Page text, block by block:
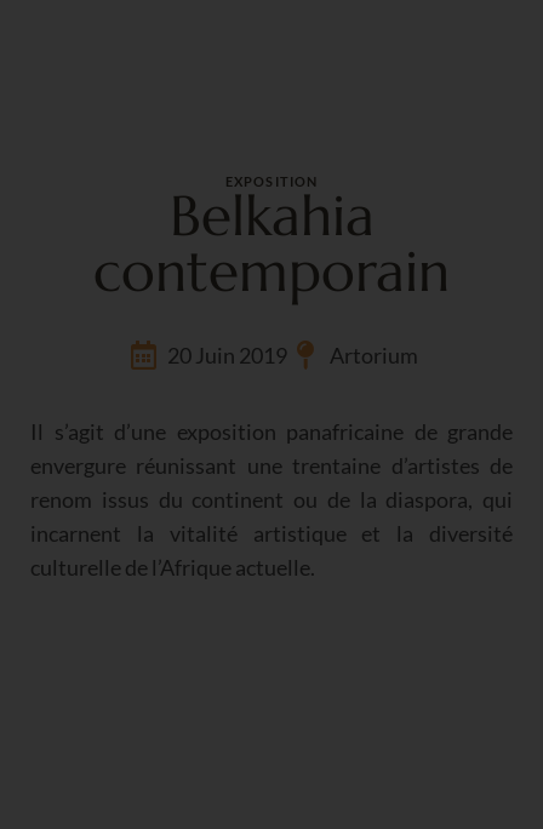
EXPOSITION
Belkahia
contemporain
20 Juin 2019 Artorium
Il s’agit d’une exposition panafricaine de grande
envergure réunissant une trentaine d’artistes de
renom issus du continent ou de la diaspora, qui
incarnent la vitalité artistique et la diversité
culturelle de l’Afrique actuelle.